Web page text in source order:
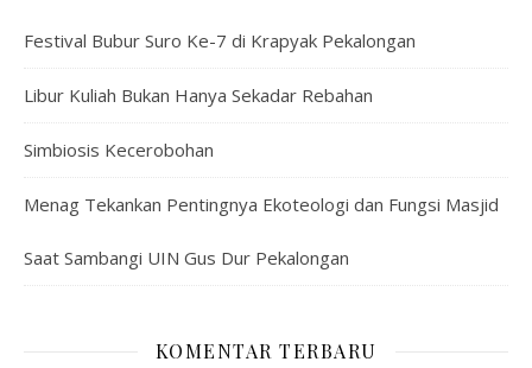
Festival Bubur Suro Ke-7 di Krapyak Pekalongan
Libur Kuliah Bukan Hanya Sekadar Rebahan
Simbiosis Kecerobohan
Menag Tekankan Pentingnya Ekoteologi dan Fungsi Masjid
Saat Sambangi UIN Gus Dur Pekalongan
KOMENTAR TERBARU